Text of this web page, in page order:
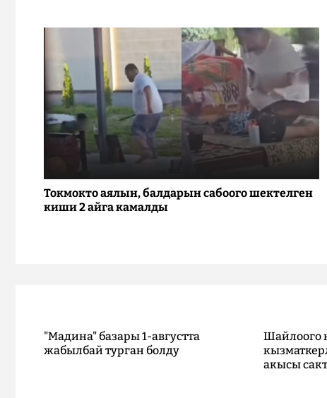
Токмокто аялын, балдарын сабоого шектелген
киши 2 айга камалды
"Мадина" базары 1-августта
жабылбай турган болду
Шайлоого
акысы